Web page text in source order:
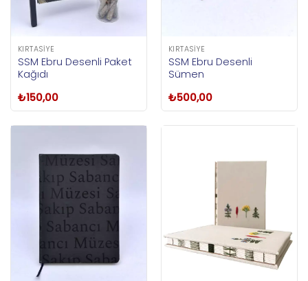
KIRTASIYE
SSM Ebru Desenli Paket
Kağıdı
₺150,00
KIRTASIYE
SSM Ebru Desenli
Sümen
₺500,00